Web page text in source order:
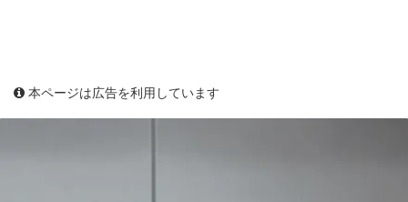
本ページは広告を利用しています